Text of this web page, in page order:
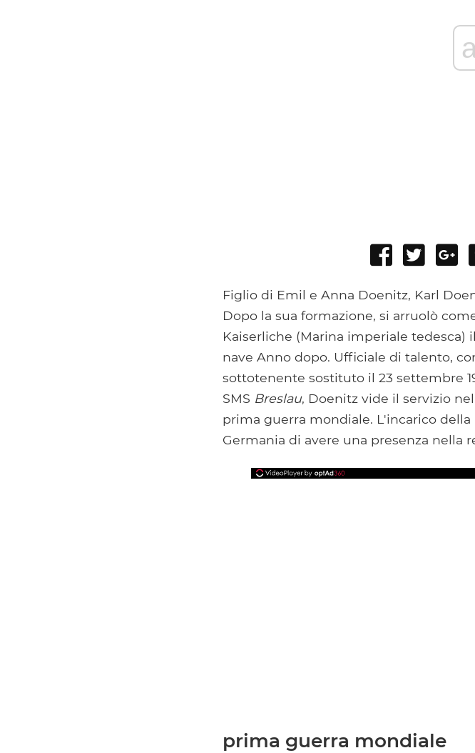
Share
Facebook
Tweet
Figlio di Emil e Anna Doenitz, Karl
Dopo la sua formazione, si arruolò
Kaiserliche (Marina imperiale tedesca)
nave Anno dopo. Ufficiale di talento,
sottotenente sostituto il 23 settembre
SMS Breslau, Doenitz vide il servizio
prima guerra mondiale. L'incarico
Germania di avere una presenza nella
prima guerra mondiale